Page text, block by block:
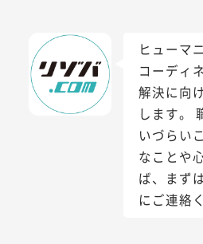
ヒューマ
コーディ
解決に向
します。
いづらい
なことや
ば、まず
にご連絡